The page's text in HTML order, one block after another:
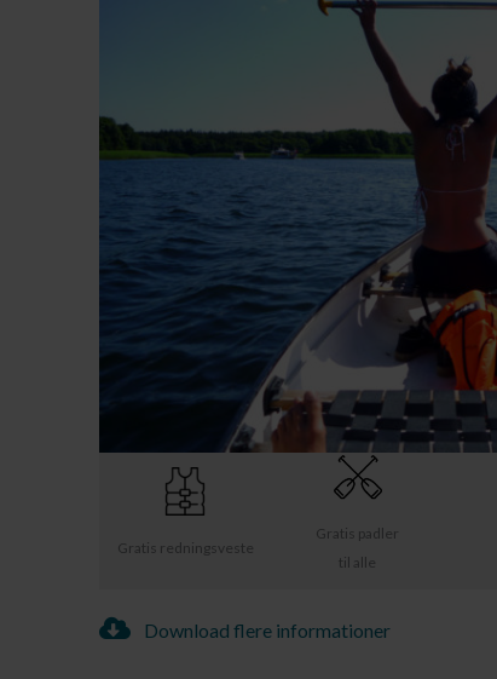
Gratis redningsveste
Gratis padler
til alle
Download flere informationer